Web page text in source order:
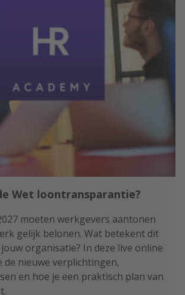
Wet loontransparantie?
moeten werkgevers aantonen
gelijk belonen. Wat betekent dit
organisatie? In deze live online
de nieuwe verplichtingen,
en hoe je een praktisch plan van